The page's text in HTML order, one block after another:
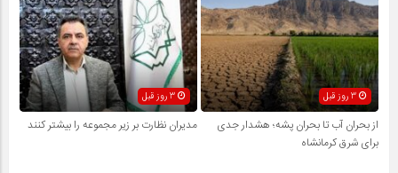
3 روز قبل
از بحران آب تا بحران پشه؛ هشدار جدی
برای شرق کرمانشاه
مدیران نظارت بر زیر مجموعه را بیشتر کنند